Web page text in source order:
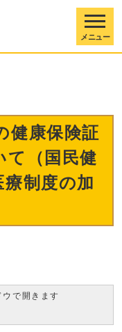
メニュー
健康保険証
て（国民健
制度の加
で開きます